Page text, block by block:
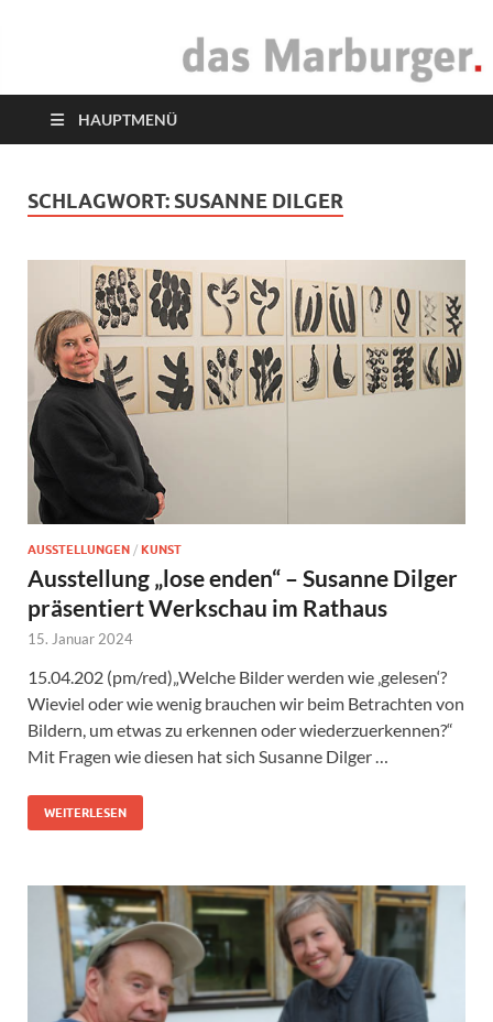
das Marburger.
HAUPTMENÜ
SCHLAGWORT: SUSANNE DILGER
AUSSTELLUNGEN / KUNST
Ausstellung „lose enden“ – Susanne Dilger
präsentiert Werkschau im Rathaus
15. Januar 2024
15.04.202 (pm/red)„Welche Bilder werden wie ‚gelesen‘?
Wieviel oder wie wenig brauchen wir beim Betrachten von
Bildern, um etwas zu erkennen oder wiederzuerkennen?“
Mit Fragen wie diesen hat sich Susanne Dilger …
WEITERLESEN